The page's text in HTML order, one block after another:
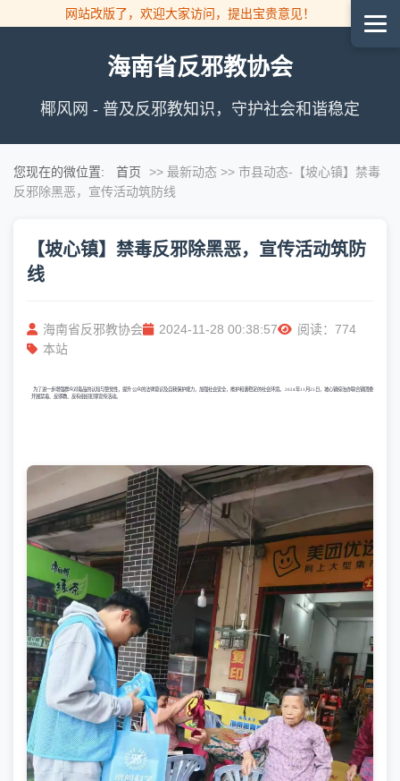
网站改版了，欢迎大家访问，提出宝贵意见！
海南省反邪教协会
椰风网 - 普及反邪教知识，守护社会和谐稳定
您现在的微位置: 首页 >> 最新动态 >> 市县动态-【坡心镇】禁毒
反邪除黑恶，宣传活动筑防线
【坡心镇】禁毒反邪除黑恶，宣传活动筑防
线
海南省反邪教协会 2024-11-28 00:38:57
阅读：774
本站
为了进一步增强群众对毒品的认知与警觉性，提升公众的法律意识及自我保护能力，加强社会安全，维护和谐稳定的社会环境。2024年11月25日，坡心镇综治办联合镇团委
开展禁毒、反邪教、反有组织犯罪宣传活动。